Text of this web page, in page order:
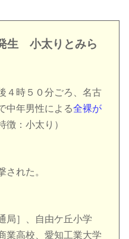
生 小太りとみら
４時５０分ごろ、名古
中年男性による全裸が
徴：小太り）
された。
局］、自由ケ丘小学
業高校、愛知工業大学